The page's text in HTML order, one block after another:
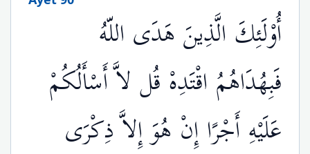
أُوْلَئِكَ الَّذِينَ هَدَى اللّهُ
فَبِهُدَاهُمُ اقْتَدِهْ قُل لاَّ أَسْأَلُكُمْ
عَلَيْهِ أَجْرًا إِنْ هُوَ إِلاَّ ذِكْرَى